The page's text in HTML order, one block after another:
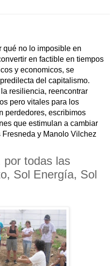
qué no lo imposible en
en factible en tiempos
y economicos, se
del capitalismo.
resiliencia, reencontrar
pero vitales para los
perdedores, escribimos
que estimulan a cambiar
y Manolo Vilchez
por todas las
Sol Energía, Sol